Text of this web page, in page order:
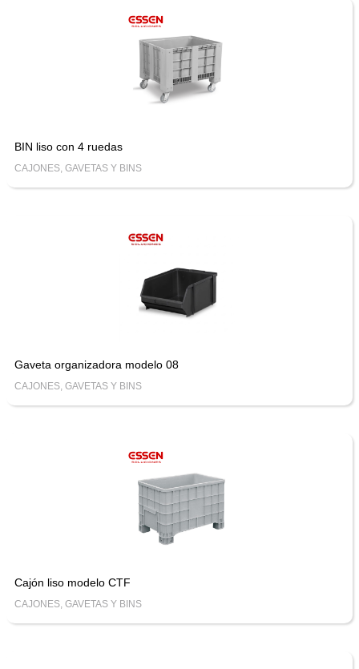
BIN liso con 4 ruedas
CAJONES, GAVETAS Y BINS
Gaveta organizadora modelo 08
CAJONES, GAVETAS Y BINS
Cajón liso modelo CTF
CAJONES, GAVETAS Y BINS